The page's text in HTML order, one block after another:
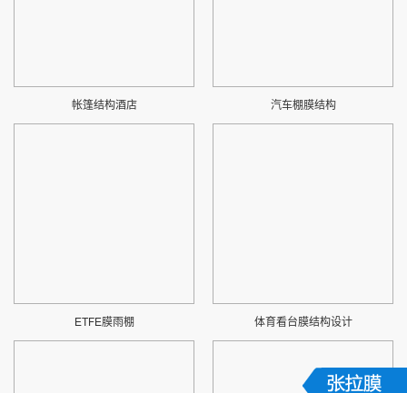
帐篷结构酒店 汽车棚膜结构
ETFE膜雨棚 体育看台膜结构设计